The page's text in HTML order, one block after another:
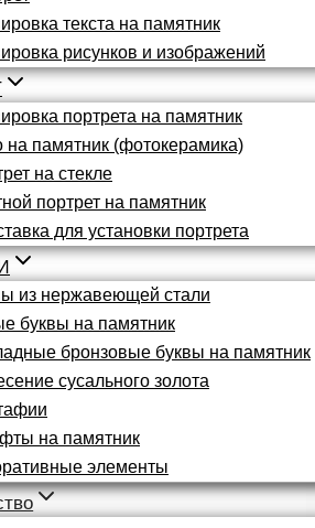
текста на памятник
рисунков и изображений
портрета на памятник
на памятник (фотокерамика)
на стекле
портрет на памятник
для установки портрета
из нержавеющей стали
буквы на памятник
бронзовые буквы на памятник
сусального золота
на памятник
элементы